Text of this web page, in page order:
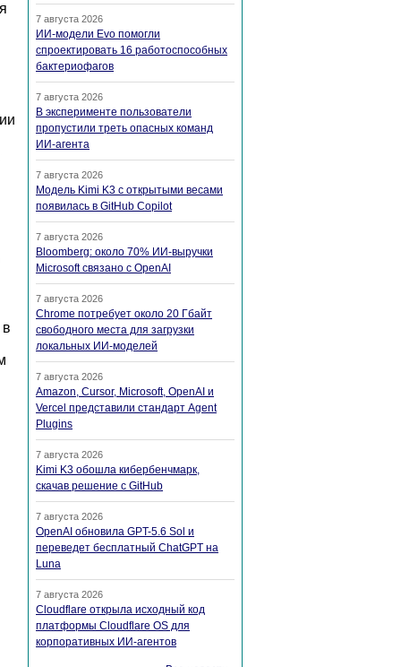
7 августа 2026
ИИ-модели Evo помогли
спроектировать 16 работоспособных
бактериофагов
7 августа 2026
В эксперименте пользователи
пропустили треть опасных команд
ИИ-агента
7 августа 2026
Модель Kimi K3 с открытыми весами
появилась в GitHub Copilot
7 августа 2026
Bloomberg: около 70% ИИ-выручки
Microsoft связано с OpenAI
7 августа 2026
Chrome потребует около 20 Гбайт
свободного места для загрузки
локальных ИИ-моделей
7 августа 2026
Amazon, Cursor, Microsoft, OpenAI и
Vercel представили стандарт Agent
Plugins
7 августа 2026
Kimi K3 обошла кибербенчмарк,
скачав решение с GitHub
7 августа 2026
OpenAI обновила GPT-5.6 Sol и
переведет бесплатный ChatGPT на
Luna
7 августа 2026
Cloudflare открыла исходный код
платформы Cloudflare OS для
корпоративных ИИ-агентов